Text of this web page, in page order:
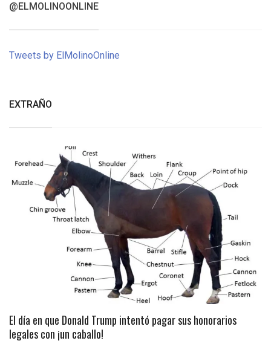
@ELMOLINOONLINE
Tweets by ElMolinoOnline
EXTRAÑO
El día en que Donald Trump intentó pagar sus honorarios
legales con ¡un caballo!